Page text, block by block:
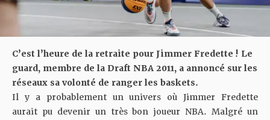
C’est l’heure de la retraite pour Jimmer Fredette ! Le
guard, membre de la Draft NBA 2011, a annoncé sur les
réseaux sa volonté de ranger les baskets.
Il y a probablement un univers où Jimmer Fredette
aurait pu devenir un très bon joueur NBA. Malgré un